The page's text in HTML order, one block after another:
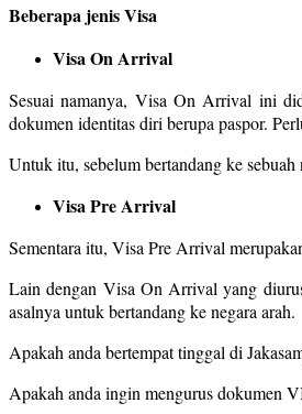
Beberapa jenis Visa
Visa On Arrival
Sesuai namanya, Visa On Arrival ini
dokumen identitas diri berupa paspor.
Untuk itu, sebelum bertandang ke
Visa Pre Arrival
Sementara itu, Visa Pre Arrival
Lain dengan Visa On Arrival yang
asalnya untuk bertandang ke negara arah.
Apakah anda bertempat tinggal di
Apakah anda ingin mengurus dokumen